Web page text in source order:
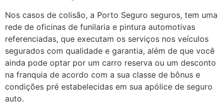
Nos casos de colisão, a Porto Seguro seguros, tem uma
rede de oficinas de funilaria e pintura automotivas
referenciadas, que executam os serviços nos veículos
segurados com qualidade e garantia, além de que você
ainda pode optar por um carro reserva ou um desconto
na franquia de acordo com a sua classe de bônus e
condições pré estabelecidas em sua apólice de seguro
auto.